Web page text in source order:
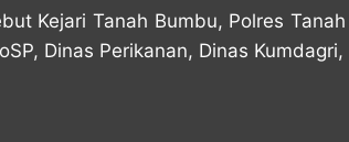
Kejari Tanah Bumbu, Polres
Dinas Perikanan, Dinas